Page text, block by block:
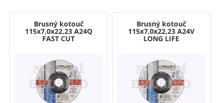
Brusný kotouč
115x7,0x22,23 A24Q
FAST CUT
Brusný kotouč
115x7,0x22,23 A24V
LONG LIFE